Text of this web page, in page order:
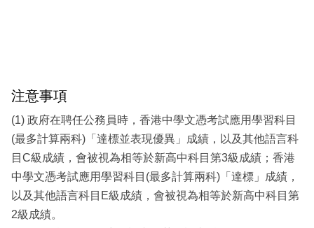
注意事項
(1) 政府在聘任公務員時，香港中學文憑考試應用學習科目
(最多計算兩科)「達標並表現優異」成績，以及其他語言科
目C級成績，會被視為相等於新高中科目第3級成績；香港
中學文憑考試應用學習科目(最多計算兩科)「達標」成績，
以及其他語言科目E級成績，會被視為相等於新高中科目第
2級成績。